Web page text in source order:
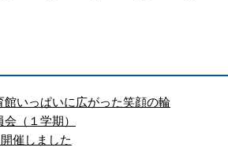
いっぱいに広がった笑顔の輪
（１学期）
催しました